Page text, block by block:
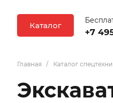
Каталог
+7
Главная Каталог